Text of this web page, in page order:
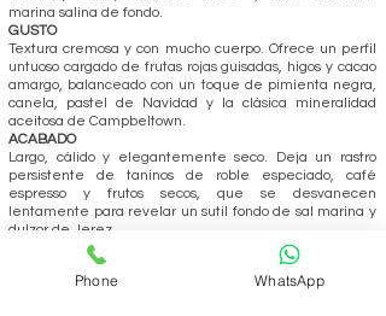
marina salina de fondo.
GUSTO
Textura cremosa y con mucho cuerpo. Ofrece un perfil
untuoso cargado de frutas rojas guisadas, higos y cacao
amargo, balanceado con un toque de pimienta negra,
canela, pastel de Navidad y la clásica mineralidad
aceitosa de Campbeltown.
ACABADO
Largo, cálido y elegantemente seco. Deja un rastro
persistente de taninos de roble especiado, café
espresso y frutos secos, que se desvanecen
lentamente para revelar un sutil fondo de sal marina y
dulzor de Jerez.
Phone WhatsApp